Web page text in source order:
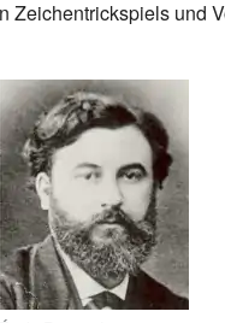
Zeichentrickspiels und